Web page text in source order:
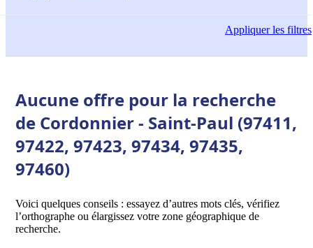
Appliquerles filtres
Aucune offre pour la recherche
de Cordonnier - Saint-Paul (97411,
97422, 97423, 97434, 97435,
97460)
Voici quelques conseils : essayez d’autres mots clés, vérifiez
l’orthographe ou élargissez votre zone géographique de
recherche.